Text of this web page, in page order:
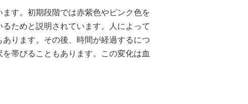
す。初期段階では赤紫色やピンク色を
ためと説明されています。人によって
ります。その後、時間が経過するにつ
帯びることもあります。この変化は血